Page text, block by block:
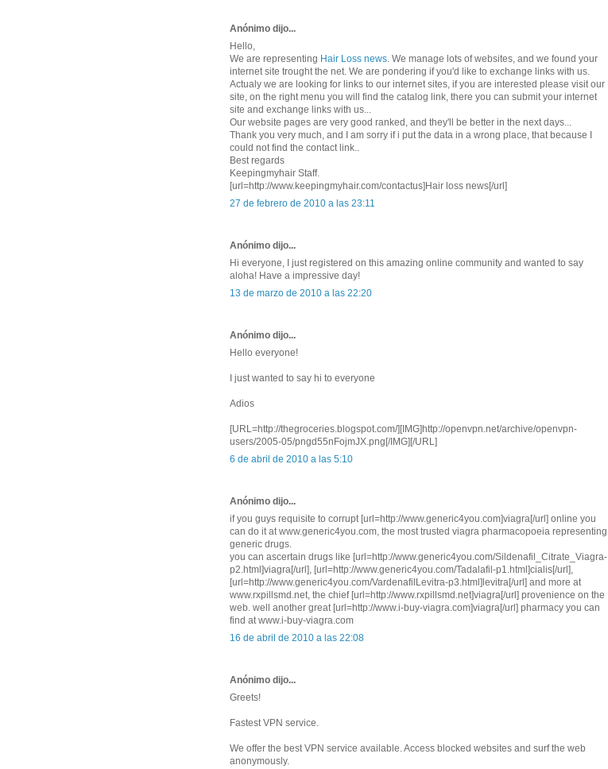
Anónimo dijo...
Hello,
We are representing Hair Loss news . We manage lots of websites, and we found your
internet site trought the net. We are pondering if you'd like to exchange links with us.
Actualy we are looking for links to our internet sites, if you are interested please visit our
site, on the right menu you will find the catalog link, there you can submit your internet
site and exchange links with us...
Our website pages are very good ranked, and they'll be better in the next days...
Thank you very much, and I am sorry if i put the data in a wrong place, that because I
could not find the contact link..
Best regards
Keepingmyhair Staff.
[url=http://www.keepingmyhair.com/contactus]Hair loss news[/url]
27 de febrero de 2010 a las 23:11
Anónimo dijo...
Hi everyone, I just registered on this amazing online community and wanted to say
aloha! Have a impressive day!
13 de marzo de 2010 a las 22:20
Anónimo dijo...
Hello everyone!
I just wanted to say hi to everyone
Adios
[URL=http://thegroceries.blogspot.com/][IMG]http://openvpn.net/archive/openvpn-
users/2005-05/pngd55nFojmJX.png[/IMG][/URL]
6 de abril de 2010 a las 5:10
Anónimo dijo...
if you guys requisite to corrupt [url=http://www.generic4you.com]viagra[/url] online you
can do it at www.generic4you.com, the most trusted viagra pharmacopoeia representing
generic drugs.
you can ascertain drugs like [url=http://www.generic4you.com/Sildenafil_Citrate_Viagra-
p2.html]viagra[/url], [url=http://www.generic4you.com/Tadalafil-p1.html]cialis[/url],
[url=http://www.generic4you.com/VardenafilLevitra-p3.html]levitra[/url] and more at
www.rxpillsmd.net, the chief [url=http://www.rxpillsmd.net]viagra[/url] provenience on the
web. well another great [url=http://www.i-buy-viagra.com]viagra[/url] pharmacy you can
find at www.i-buy-viagra.com
16 de abril de 2010 a las 22:08
Anónimo dijo...
Greets!
Fastest VPN service.
We offer the best VPN service available. Access blocked websites and surf the web
anonymously.